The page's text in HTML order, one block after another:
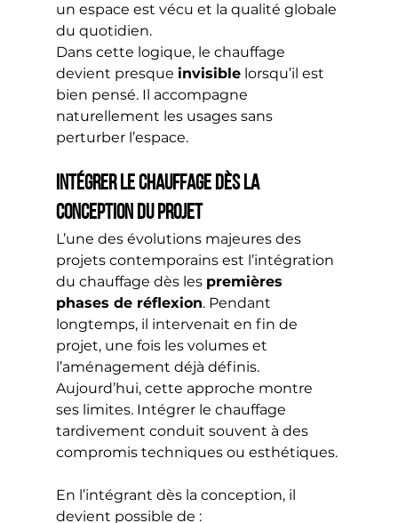
un espace est vécu et la qualité globale
du quotidien.
Dans cette logique, le chauffage
devient presque invisible lorsqu’il est
bien pensé. Il accompagne
naturellement les usages sans
perturber l’espace.
Intégrer le chauffage dès la
conception du projet
L’une des évolutions majeures des
projets contemporains est l’intégration
du chauffage dès les premières
phases de réflexion. Pendant
longtemps, il intervenait en fin de
projet, une fois les volumes et
l’aménagement déjà définis.
Aujourd’hui, cette approche montre
ses limites. Intégrer le chauffage
tardivement conduit souvent à des
compromis techniques ou esthétiques.
En l’intégrant dès la conception, il
devient possible de :